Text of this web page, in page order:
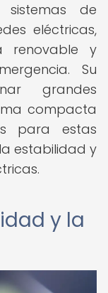
de
eléctricas,
renovable y
Su
grandes
compacta
para estas
estabilidad y
y la